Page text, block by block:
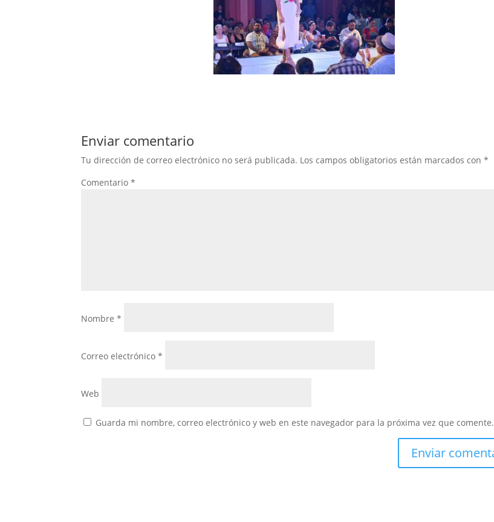
Enviar comentario
Tu dirección de correo electrónico no será publicada. Los campos obligatorios están marcados con*
Comentario*
Nombre*
Correo electrónico*
Web
Guarda mi nombre, correo electrónico y web en este navegador para la próxima vez que comente.